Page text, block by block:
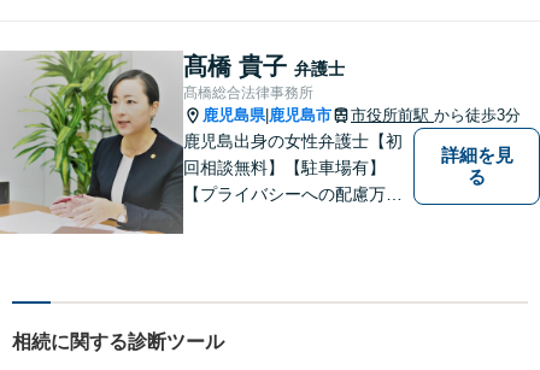
を傾け、依頼者の悩みに寄り
添って助言や提案を提供して
参ります。 お気軽にご相談く
ださい。
髙橋 貴子 弁護士
髙橋総合法律事務所
鹿児島県| 鹿児島市 市役所前駅 から徒歩3分
鹿児島出身の女性弁護士【初
回相談無料】【駐車場有】
【プライバシーへの配慮万
詳細を見
る
相続に関する診断ツール